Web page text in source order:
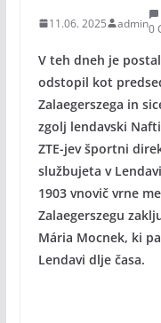
11.06. 2025 admin0
V teh dneh je
odstopil kot
Zalaegerszega in
zgolj lendavski
ZTE-jev športni
službujeta v
1903 vnovič vrne
Zalaegerszegu
Mária Mocnek, ki
Lendavi dlje časa.